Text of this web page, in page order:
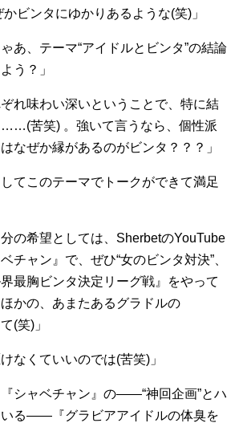
ビンタにゆかりあるような(笑)」
あ、テーマ“アイドルとビンタ”の結論
う？」
れ味わい深いということで、特に結
苦笑) 。強いて言うなら、個性派
なぜか縁があるのがビンタ？？？」
てこのテーマでトークができて満足
の希望としては、SherbetのYouTube
チャン』で、ぜひ“女のビンタ対決”、
最胸ビンタ決定リーグ戦』をやって
かの、あまたあるグラドルの
(笑)」
なくていいのでは(苦笑)」
シャベチャン』の――“神回企画”とハ
いる――『グラビアアイドルの体臭を